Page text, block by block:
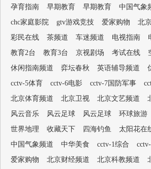
孕育指南
早期教育 早期教育 中国气象
chc家庭影院
gtv游戏竞技 爱家购物 北
彩民在线
茶频道 车迷频道 电视指南
教育2台
教育3台 京视剧场 考试在线
休闲指南频道
弈坛春秋 英语辅导频道
cctv-5体育
cctv-6电影 cctv-7国防军事
北京体育频道
北京卫视 北京文艺频道
风云音乐
风云足球 风云足球 环球旅游
世界地理
收藏天下 四海钓鱼 太阳花在
中国气象频道
中华美食 cctv-1综合
爱家购物
北京财经频道 北京科教频道